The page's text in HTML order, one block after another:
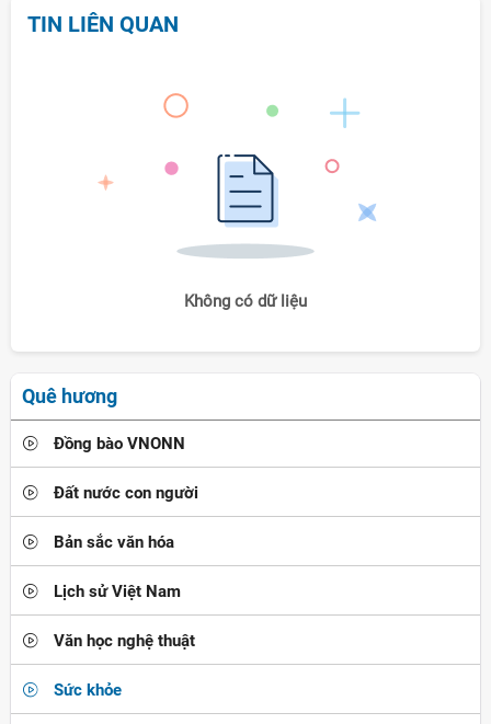
TIN LIÊN QUAN
Không có dữ liệu
Quê hương
Đồng bào VNONN
Đất nước con người
Bản sắc văn hóa
Lịch sử Việt Nam
Văn học nghệ thuật
Sức khỏe